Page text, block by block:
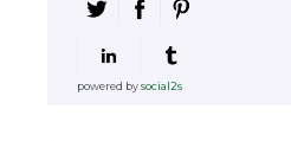
powered bysocial2s